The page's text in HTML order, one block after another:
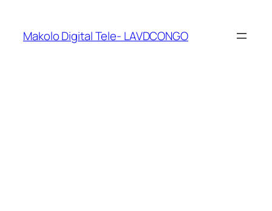
Makolo Digital Tele- LAVDCONGO